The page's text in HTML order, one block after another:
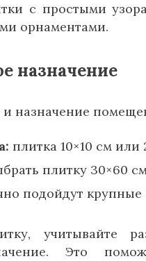
с простыми
орнаментами.
назначение
и назначение
плитка 10×10 см
плитку 30×60
подойдут
учитывайте
Это